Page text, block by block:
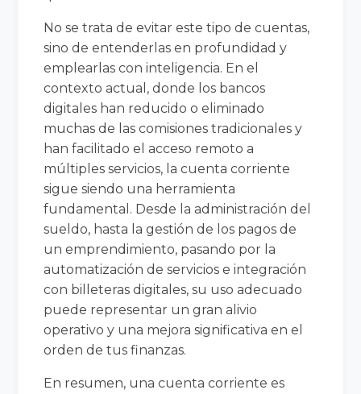
No se trata de evitar este tipo de cuentas,
sino de entenderlas en profundidad y
emplearlas con inteligencia. En el
contexto actual, donde los bancos
digitales han reducido o eliminado
muchas de las comisiones tradicionales y
han facilitado el acceso remoto a
múltiples servicios, la cuenta corriente
sigue siendo una herramienta
fundamental. Desde la administración del
sueldo, hasta la gestión de los pagos de
un emprendimiento, pasando por la
automatización de servicios e integración
con billeteras digitales, su uso adecuado
puede representar un gran alivio
operativo y una mejora significativa en el
orden de tus finanzas.
En resumen, una cuenta corriente es